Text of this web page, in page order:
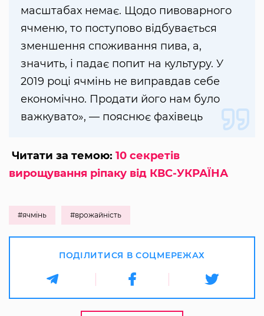
масштабах немає. Щодо пивоварного
ячменю, то поступово відбувається
зменшення споживання пива, а,
значить, і падає попит на культуру. У
2019 році ячмінь не виправдав себе
економічно. Продати його нам було
важкувато», — пояснює фахівець
Читати за темою: 10 секретів
вирощування ріпаку від КВС-УКРАЇНА
#ячмінь #врожайність
ПОДІЛИТИСЯ В СОЦМЕРЕЖАХ